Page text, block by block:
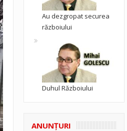
Au dezgropat securea
războiului
Duhul Războiului
ANUNŢURI